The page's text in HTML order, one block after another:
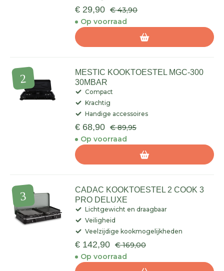
€ 29,90 € 43,90
Op voorraad
MESTIC KOOKTOESTEL MGC-300
30MBAR
Compact
Krachtig
Handige accessoires
€ 68,90 € 89,95
Op voorraad
CADAC KOOKTOESTEL 2 COOK 3
PRO DELUXE
Lichtgewicht en draagbaar
Veiligheid
Veelzijdige kookmogelijkheden
€ 142,90 € 169,00
Op voorraad